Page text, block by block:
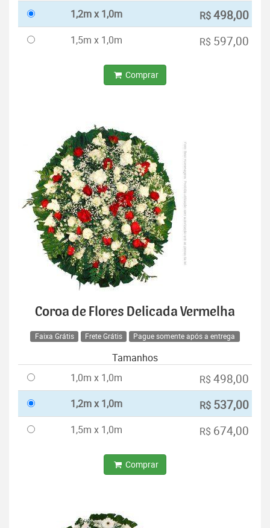
1,2m x 1,0m R$498,00
1,5m x 1,0m R$ 597,00
Comprar
Coroa de Flores Delicada Vermelha
Faixa Grátis Frete Grátis Pague somente após a entrega
Tamanhos
1,0m x 1,0m
R$ 498,00
1,2m x 1,0m R$ 537,00
1,5m x 1,0m R$ 674,00
Comprar